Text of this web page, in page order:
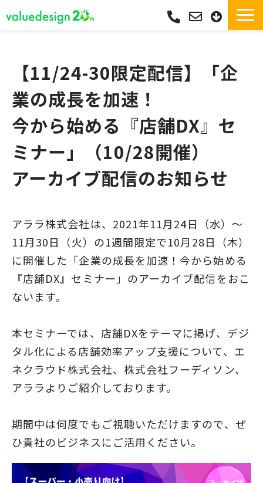
選ばれる理由
サポート
導入実績
導入フロー
活用シーン
よくあるご質問
【11/24-30限定配信】「企
業の成長を加速！
今から始める『店舗DX』セ
ミナー」（10/28開催）
アーカイブ配信のお知らせ
アララ株式会社は、2021年11月24日（水）～
11月30日（火）の1週間限定で10月28日（木）
に開催した「企業の成長を加速！今から始める
『店舗DX』セミナー」のアーカイブ配信をおこ
ないます。
本セミナーでは、店舗DXをテーマに掲げ、デジ
タル化による店舗効率アップ支援について、エ
ネクラウド株式会社、株式会社フーディソン、
アララよりご紹介しております。
期間中は何度でもご視聴いただけますので、ぜ
ひ貴社のビジネスにご活用ください。